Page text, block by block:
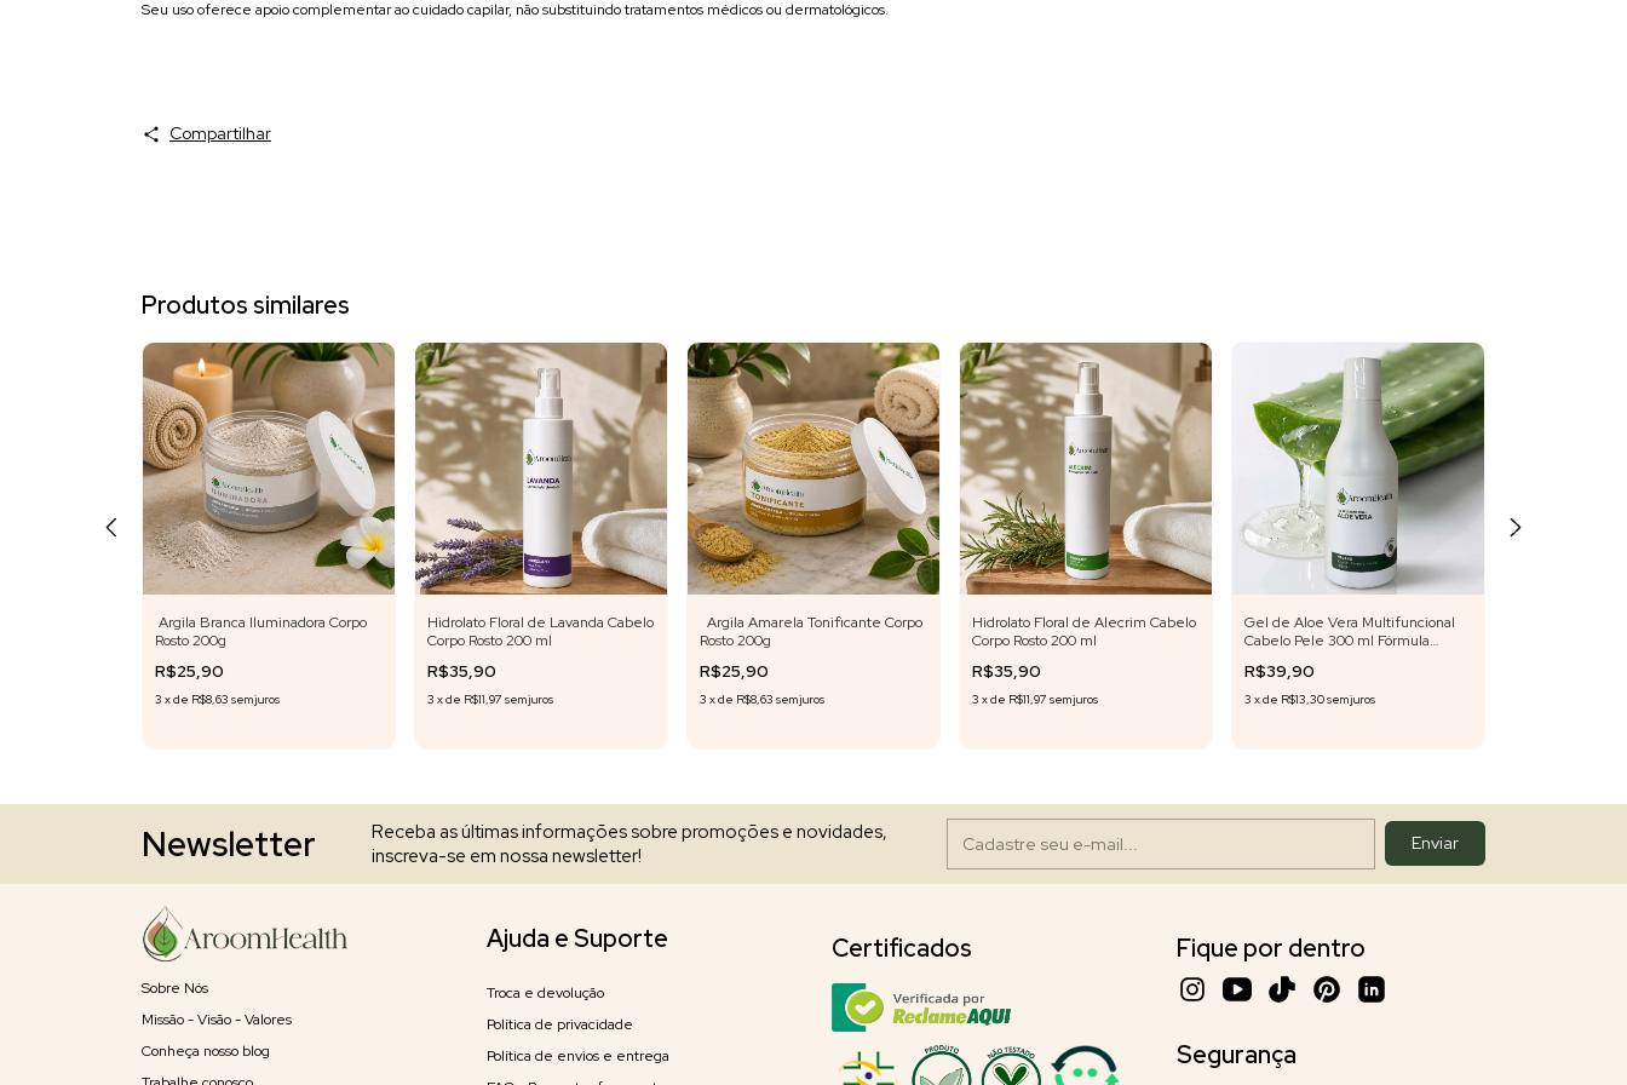
Seu uso oferece apoio complementar ao cuidado capilar, não substituindo tratamentos médicos ou dermatológicos.
Compartilhar
Produtos similares
Argila Branca Iluminadora Corpo
Rosto 200g
R$25,90
3 xde R$8,63 sem juros
Hidrolato Floral de Lavanda Cabelo
Corpo Rosto 200 ml
R$35,90
3 xde R$11,97 sem juros
Argila Amarela Tonificante Corpo
Rosto 200g
R$25,90
3 xde R$8,63 sem juros
Hidrolato Floral de Alecrim Cabelo
Corpo Rosto 200 ml
R$35,90
3 xde R$11,97 sem juros
Gel de Aloe Vera Multifuncional
Cabelo Pele 300 ml Fórmula
R$39,90
3 xde R$13,30sem juros
Newsletter
Receba as últimas informações sobre promoções e novidades,
inscreva-se em nossa newsletter!
Sobre Nós
Missão - Visão - Valores
Conheça nosso blog
Ajuda e Suporte
Troca e devolução
Política de privacidade
Política de envios e entrega
Certificados Fique por dentro
Segurança